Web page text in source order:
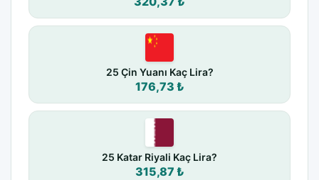
25 Çin Yuanı Kaç Lira?
176,73 ₺
25 Katar Riyali Kaç Lira?
315,87 ₺